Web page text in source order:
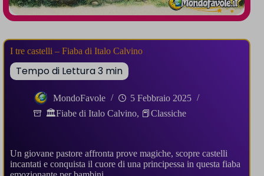
I tre castelli – Fiaba di Italo Calvino
MondoFavole
5 Febbraio 2025
🏛️Fiabe di Italo Calvino, 📕Classiche
Un giovane pastore affronta prove magiche, scopre castelli
incantati e conquista il cuore di una principessa in questa fiaba